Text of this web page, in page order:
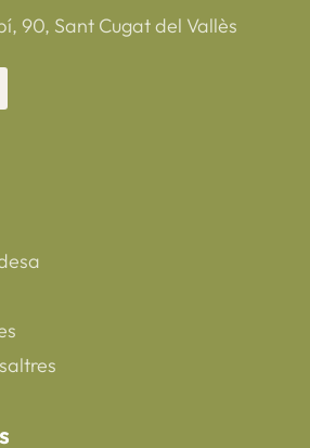
90, Sant Cugat del Vallès